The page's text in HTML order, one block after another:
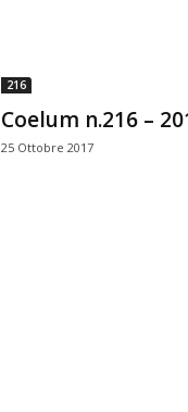
216
Coelum n.216 –
25 Ottobre 2017